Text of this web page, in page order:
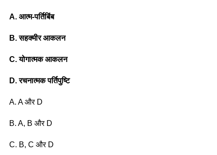
A. आत्म-पर्तिबिंब
B. सहक्मीर आकलन
C. योगात्मक आकलन
D. रचनात्मक पर्तिपुष्टि
A. A और D
B. A, B और D
C. B, C और D